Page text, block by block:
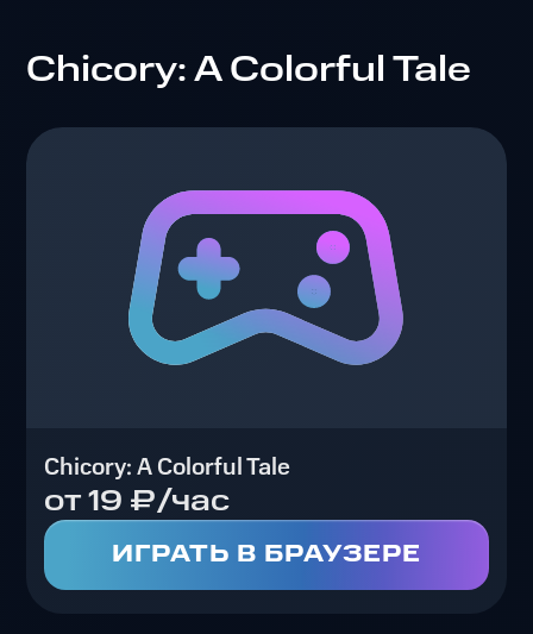
Chicory: A Colorful Tale
Chicory: A Colorful Tale
от 19 ₽/час
ИГРАТЬ В БРАУЗЕРЕ